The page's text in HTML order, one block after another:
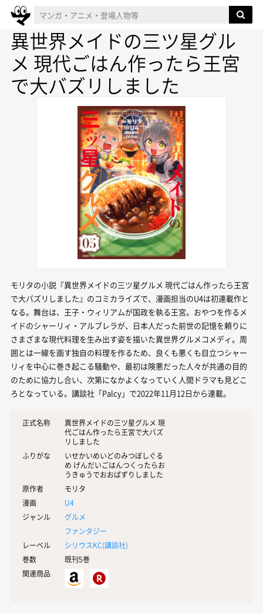
異世界メイドの三ツ星グル
メ 現代ごはん作ったら王宮
で大バズリしました
モリタの小説『異世界メイドの三ツ星グルメ 現代ごはん作ったら王宮
で大バズリしました』のコミカライズで、漫画担当のU4は初連載作と
なる。舞台は、王子・ウィリアムが国政を執る王宮。おやつを作るメ
イドのシャーリィ・アルブレラが、日本人だった前世の記憶を頼りに
さまざまな現代料理を生み出す姿を描いた異世界グルメコメディ。周
囲とは一線を画す独自の料理を作るため、良くも悪くも目立つシャー
リィを中心に巻き起こる騒動や、最初は険悪だった人々が共通の目的
のために協力し合い、次第になかよくなっていく人間ドラマも見どこ
ろとなっている。講談社「Palcy」で2022年11月12日から連載。
正式名称
異世界メイドの三ツ星グルメ 現
代ごはん作ったら王宮で大バズ
リしました
ふりがな
いせかいめいどのみつぼしぐる
め げんだいごはんつくったらお
うきゅうでおおばずりしました
原作者
モリタ
漫画
U4
ジャンル
グルメ
ファンタジー
レーベル
シリウスKC(講談社)
巻数
既刊5巻
関連商品